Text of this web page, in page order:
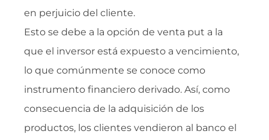
en perjuicio del cliente.
Esto se debe a la opción de venta put a la
que el inversor está expuesto a vencimiento,
lo que comúnmente se conoce como
instrumento financiero derivado. Así, como
consecuencia de la adquisición de los
productos, los clientes vendieron al banco el